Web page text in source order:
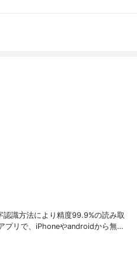
識方法により精度99.9%の読み取
プリで、iPhoneやandroidから無…